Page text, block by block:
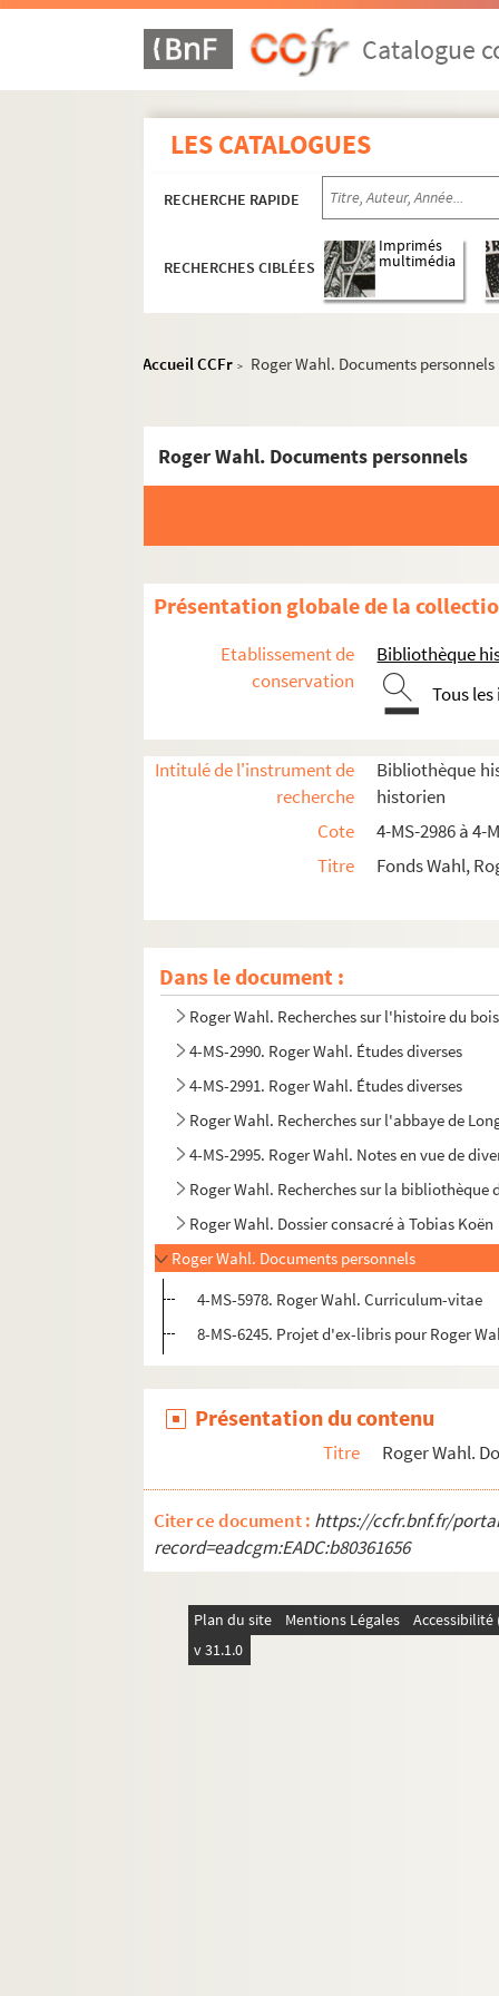
Catalogue
LES CATALOGUES
RECHERCHE RAPIDE
RECHERCHES CIBLÉES
Imprimés
multimédia
Accueil CCFr > Roger Wahl. Documents personnels
Roger Wahl. Documents personnels
Présentation globale de la
Etablissement de
conservation
Bibliothèque
Tous
Intitulé de l'instrument de
recherche
Bibliothèque
historien
Cote
4-MS-2986 à 4-
Titre
Fonds Wahl,
Dans le document :
Roger Wahl. Recherches sur l'histoire du
4-MS-2990. Roger Wahl. Études diverses
4-MS-2991. Roger Wahl. Études diverses
Roger Wahl. Recherches sur l'abbaye de
4-MS-2995. Roger Wahl. Notes en vue de
Roger Wahl. Recherches sur la bibliothèque
Roger Wahl. Dossier consacré à Tobias Koën
Roger Wahl. Documents personnels
4-MS-5978. Roger Wahl. Curriculum-vitae
8-MS-6245. Projet d'ex-libris pour Roger
Présentation du contenu
Titre Roger Wahl.
Citer ce document : https://ccfr.bnf.fr/
record=eadcgm:EADC:b80361656
Plan du site Mentions Légales
v 31.1.0